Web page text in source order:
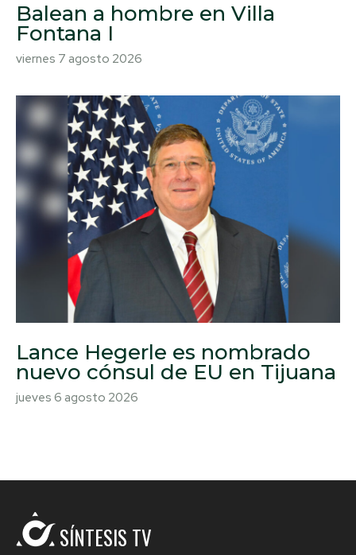
Balean a hombre en Villa
Fontana I
viernes 7 agosto 2026
Lance Hegerle es nombrado
nuevo cónsul de EU en Tijuana
jueves 6 agosto 2026
SÍNTESIS TV